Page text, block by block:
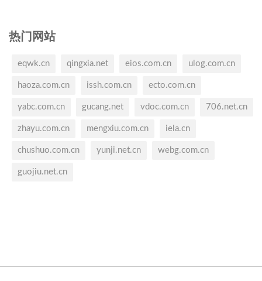
热门网站
eqwk.cn qingxia.net eios.com.cn ulog.com.cn
haoza.com.cn issh.com.cn ecto.com.cn
yabc.com.cn gucang.net vdoc.com.cn 706.net.cn
zhayu.com.cn mengxiu.com.cn iela.cn
chushuo.com.cn yunji.net.cn webg.com.cn
guojiu.net.cn